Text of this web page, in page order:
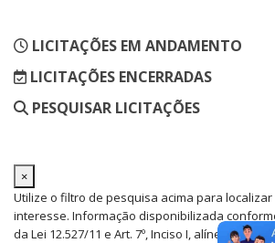
LICITAÇÕES EM ANDAMENTO
LICITAÇÕES ENCERRADAS
PESQUISAR LICITAÇÕES
×
Utilize o filtro de pesquisa acima para
interesse. Informação disponibilizada conforme
da Lei 12.527/11 e Art. 7º, Inciso I, alínea "e", do